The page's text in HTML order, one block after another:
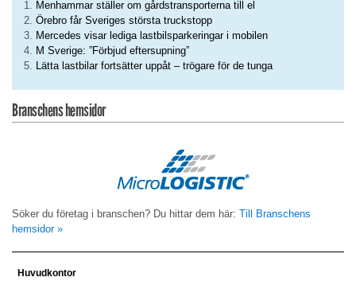
Menhammar ställer om gårdstransporterna till el
Örebro får Sveriges största truckstopp
Mercedes visar lediga lastbilsparkeringar i mobilen
M Sverige: ”Förbjud eftersupning”
Lätta lastbilar fortsätter uppåt – trögare för de tunga
Branschens hemsidor
Söker du företag i branschen? Du hittar dem här: Till Branschens
hemsidor »
Huvudkontor